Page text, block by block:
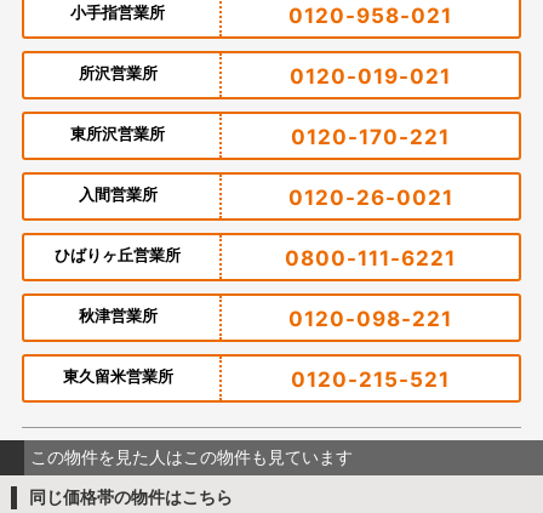
小手指営業所 0120-958-021
所沢営業所 0120-019-021
東所沢営業所 0120-170-221
入間営業所 0120-26-0021
ひばりヶ丘営業所 0800-111-6221
秋津営業所 0120-098-221
東久留米営業所 0120-215-521
この物件を見た人はこの物件も見ています
同じ価格帯の物件はこちら